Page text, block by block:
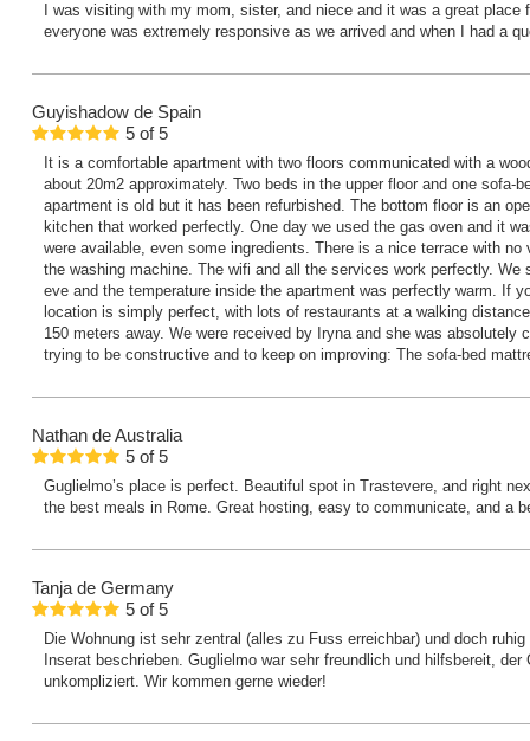
I was visiting with my mom, sister, and niece and it was a great place
everyone was extremely responsive as we arrived and when I had a
Guyishadow de Spain
5 of5
It is a comfortable apartment with two floors communicated with a
about 20m2 approximately. Two beds in the upper floor and one sofa-
apartment is old but it has been refurbished. The bottom floor is an
kitchen that worked perfectly. One day we used the gas oven and it
were available, even some ingredients. There is a nice terrace with
the washing machine. The wifi and all the services work perfectly. We
eve and the temperature inside the apartment was perfectly warm. If
location is simply perfect, with lots of restaurants at a walking
150 meters away. We were received by Iryna and she was absolutely
trying to be constructive and to keep on improving: The sofa-bed
Nathan de Australia
5 of5
Guglielmo’s place is perfect. Beautiful spot in Trastevere, and right
the best meals in Rome. Great hosting, easy to communicate, and a
Tanja de Germany
5 of5
Die Wohnung ist sehr zentral (alles zu Fuss erreichbar) und doch
Inserat beschrieben. Guglielmo war sehr freundlich und hilfsbereit, der
unkompliziert. Wir kommen gerne wieder!